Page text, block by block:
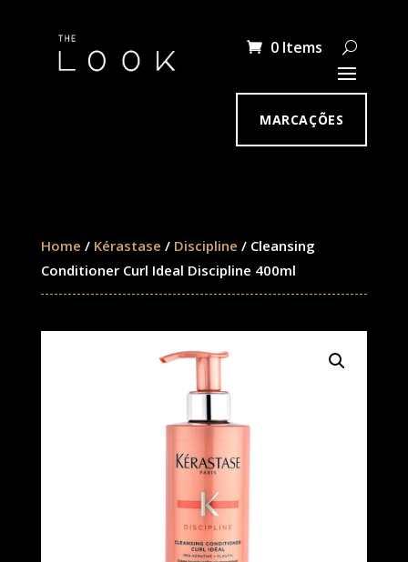
0 Items
MARCAÇÕES
Home / Kérastase / Discipline / Cleansing
Conditioner Curl Ideal Discipline 400ml